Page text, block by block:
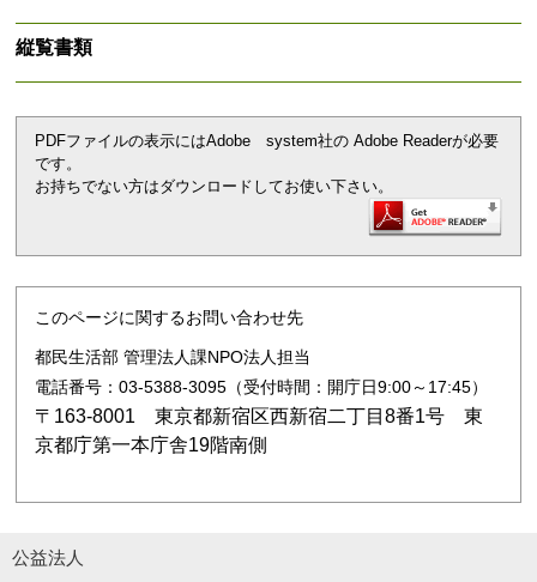
縦覧書類
PDFファイルの表示にはAdobe system社の Adobe Readerが必要
です。
お持ちでない方はダウンロードしてお使い下さい。
このページに関するお問い合わせ先
都民生活部 管理法人課NPO法人担当
電話番号：03-5388-3095（受付時間：開庁日9:00～17:45）
〒163-8001 東京都新宿区西新宿二丁目8番1号 東
京都庁第一本庁舎19階南側
公益法人